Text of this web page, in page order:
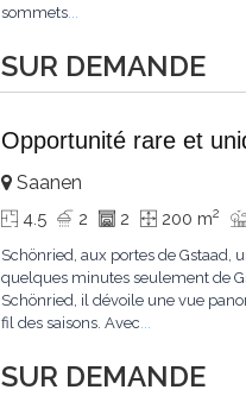
SUR DEMANDE
sommets...
Opportunité rare et
SUR DEMANDE
Saanen
4.5 2 2 200 m2
Schönried, aux portes de Gstaad,
quelques minutes seulement de
Schönried, il dévoile une vue
fil des saisons. Avec...